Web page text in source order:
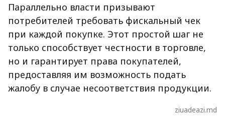
Параллельно власти призывают
потребителей требовать фискальный чек
при каждой покупке. Этот простой шаг не
только способствует честности в торговле,
но и гарантирует права покупателей,
предоставляя им возможность подать
жалобу в случае несоответствия продукции.
ziuadeazi.md